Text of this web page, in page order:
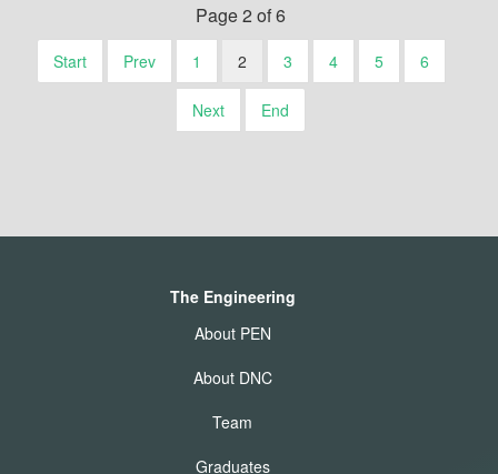
Page 2 of 6
Start Prev 1 2 3 4 5 6
Next End
The Engineering
About PEN
About DNC
Team
Graduates